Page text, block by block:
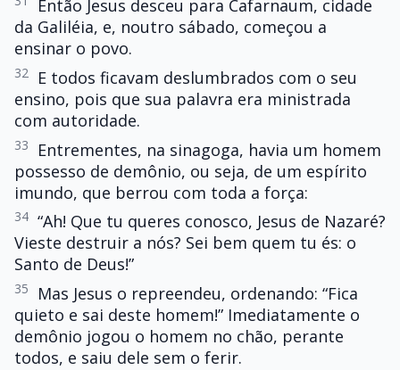
Então Jesus desceu para Cafarnaum, cidade
da Galiléia, e, noutro sábado, começou a
ensinar o povo.
32
E todos ficavam deslumbrados com o seu
ensino, pois que sua palavra era ministrada
com autoridade.
33
Entrementes, na sinagoga, havia um homem
possesso de demônio, ou seja, de um espírito
imundo, que berrou com toda a força:
34 “Ah! Que tu queres conosco, Jesus de Nazaré?
Vieste destruir a nós? Sei bem quem tu és: o
Santo de Deus!”
35
Mas Jesus o repreendeu, ordenando: “Fica
quieto e sai deste homem!” Imediatamente o
demônio jogou o homem no chão, perante
todos, e saiu dele sem o ferir.